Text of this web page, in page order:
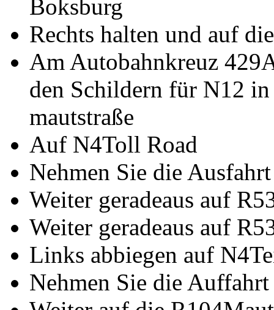
Boksburg
Rechts halten und auf
Am Autobahnkreuz
den Schildern für N12
mautstraße
Auf N4Toll Road
Nehmen Sie die
Weiter geradeaus auf
Weiter geradeaus auf
Links abbiegen auf
Nehmen Sie die